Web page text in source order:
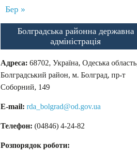
Бер »
Болградська районна державна
адміністрація
Адреса: 68702, Україна, Одеська
Болградський район, м. Болград, пр-т
Соборний, 149
E-mail: rda_bolgrad@od.gov.ua
Телефон: (04846) 4-24-82
Розпорядок роботи: